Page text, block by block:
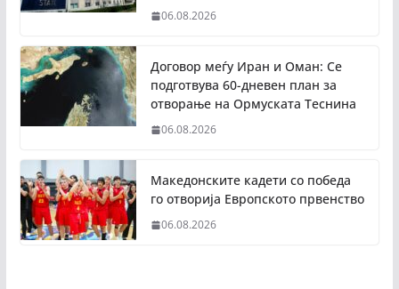
06.08.2026
Договор меѓу Иран и Оман: Се
подготвува 60-дневен план за
отворање на Ормуската Теснина
06.08.2026
Македонските кадети со победа
го отворија Европското првенство
06.08.2026